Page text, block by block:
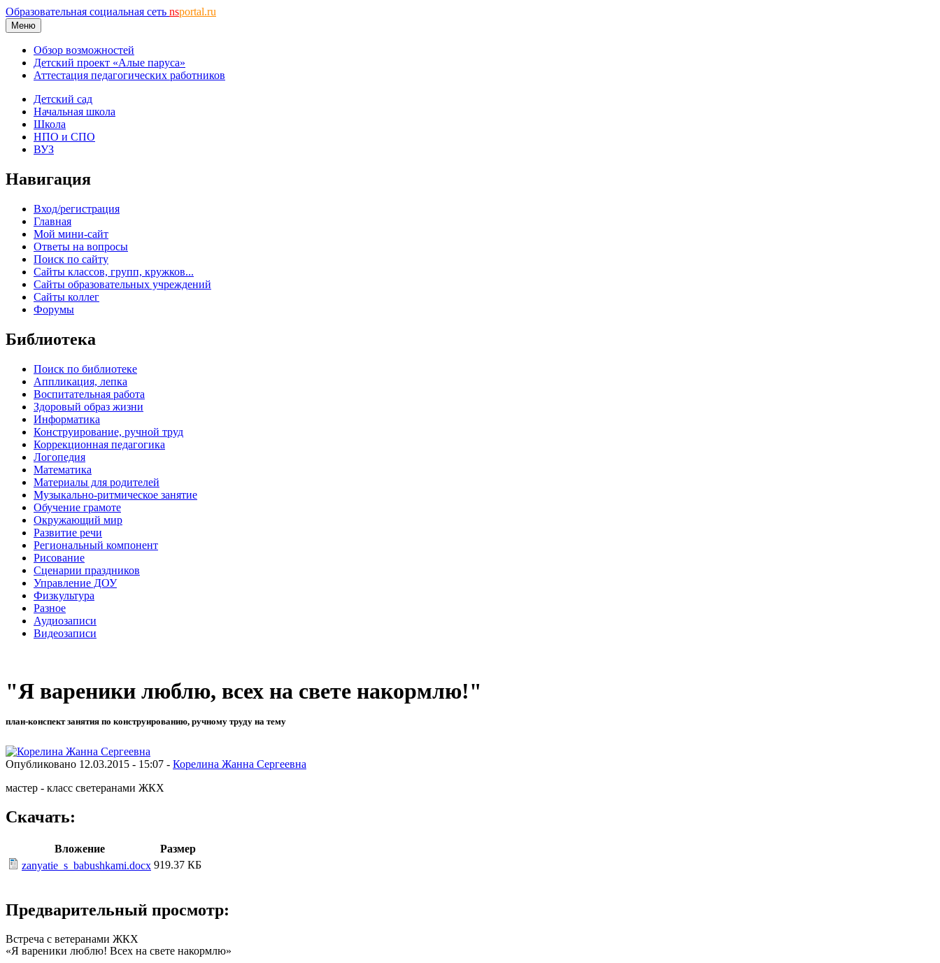
Образовательная социальная сеть nsportal.ru
Меню
Обзор возможностей
Детский проект «Алые паруса»
Аттестация педагогических работников
Детский сад
Начальная школа
Школа
НПО и СПО
ВУЗ
Навигация
Вход/регистрация
Главная
Мой мини-сайт
Ответы на вопросы
Поиск по сайту
Сайты классов, групп, кружков...
Сайты образовательных учреждений
Сайты коллег
Форумы
Библиотека
Поиск по библиотеке
Аппликация, лепка
Воспитательная работа
Здоровый образ жизни
Информатика
Конструирование, ручной труд
Коррекционная педагогика
Логопедия
Математика
Материалы для родителей
Музыкально-ритмическое занятие
Обучение грамоте
Окружающий мир
Развитие речи
Региональный компонент
Рисование
Сценарии праздников
Управление ДОУ
Физкультура
Разное
Аудиозаписи
Видеозаписи
"Я вареники люблю, всех на свете накормлю!"
план-конспект занятия по конструированию, ручному труду на тему
Опубликовано 12.03.2015 - 15:07 - Корелина Жанна Сергеевна
мастер - класс светеранами ЖКХ
Скачать:
Вложение
Размер
zanyatie_s_babushkami.docx 919.37 КБ
Предварительный просмотр:
Встреча с ветеранами ЖКХ
«Я вареники люблю! Всех на свете накормлю»